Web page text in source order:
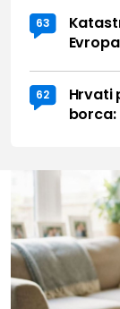
63
62
Hrvati
borca: